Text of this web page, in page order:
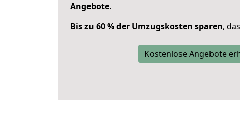
Angebote.
Bis zu 60 % der Umzugskosten sparen,
Kostenlose Angebote